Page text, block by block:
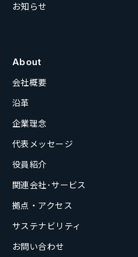
お知らせ
About
会社概要
沿革
企業理念
代表メッセージ
役員紹介
関連会社･サービス
拠点・アクセス
サステナビリティ
お問い合わせ